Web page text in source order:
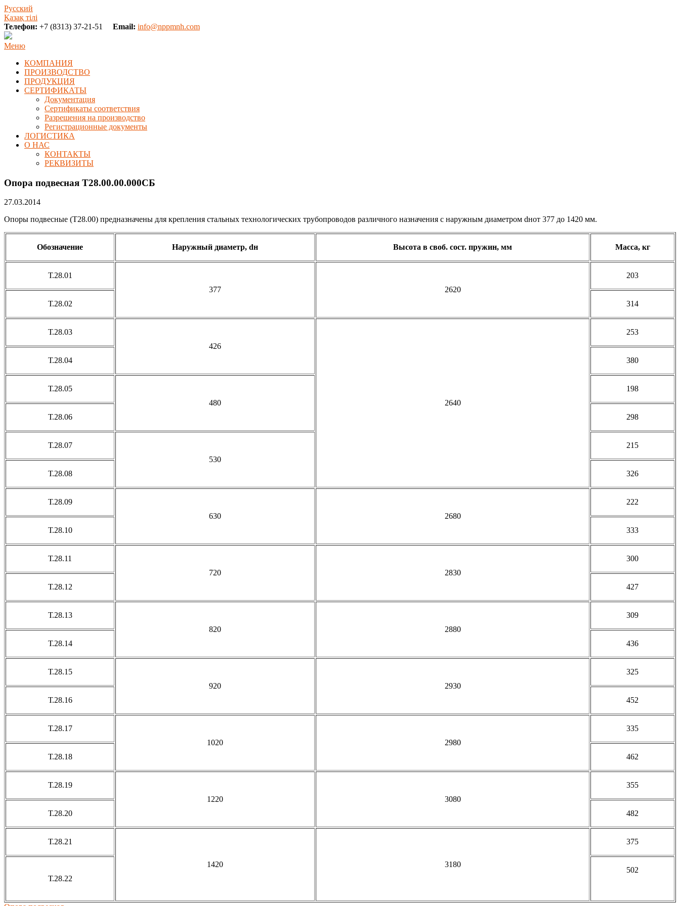
Русский
Қазақ тілі
Телефон: +7 (8313) 37-21-51 Email: info@nppmnh.com
Меню
КОМПАНИЯ
ПРОИЗВОДСТВО
ПРОДУКЦИЯ
СЕРТИФИКАТЫ
Документация
Сертификаты соответствия
Разрешения на производство
Регистрационные документы
ЛОГИСТИКА
О НАС
КОНТАКТЫ
РЕКВИЗИТЫ
Опора подвесная Т28.00.00.000СБ
27.03.2014
Опоры подвесные (Т28.00) предназначены для крепления стальных технологических трубопроводов различного назначения с наружным диаметром dнот 377 до 1420 мм.
Обозначение Наружный диаметр, dн Высота в своб. сост. пружин, мм Масса, кг
Т.28.01
377
2620
203
Т.28.02 314
Т.28.03
426
2640
253
Т.28.04 380
Т.28.05
480
198
Т.28.06 298
Т.28.07
530
215
Т.28.08 326
Т.28.09
630
2680
222
Т.28.10 333
Т.28.11
720
2830
300
Т.28.12 427
Т.28.13
820
2880
309
Т.28.14 436
Т.28.15
920
2930
325
Т.28.16 452
Т.28.17
1020
2980
335
Т.28.18 462
Т.28.19
1220
3080
355
Т.28.20 482
Т.28.21
1420 3180
375
Т.28.22
502